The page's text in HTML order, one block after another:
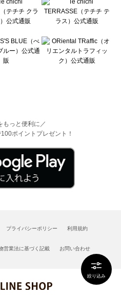
絞り込み
もっと便利に／
ポイントプレゼント！
プライバシーポリシー 利用規約
営業法に基づく記載 お問い合わせ